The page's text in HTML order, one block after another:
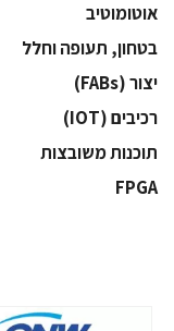
אוטומוטיב
בטחון, תעופה וחלל
‫יצור (‪(FABs‬‬
‫רכיבים‬ (IOT)
‫תוכנות משובצות‬
‫‪FPGA‬‬